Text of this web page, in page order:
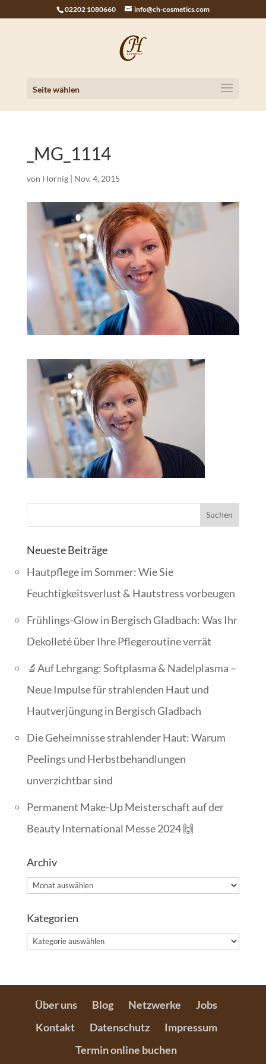
02202 1080660 info@ch-cosmetics.com
Seite wählen
_MG_1114
von Hornig| Nov. 4, 2015
Neueste Beiträge
Hautpflege im Sommer: Wie Sie
Feuchtigkeitsverlust & Hautstress vorbeugen
Frühlings-Glow in Bergisch Gladbach: Was Ihr
Dekolleté über Ihre Pflegeroutine verrät
🔬Auf Lehrgang: Softplasma & Nadelplasma –
Neue Impulse für strahlenden Haut und
Hautverjüngung in Bergisch Gladbach
Die Geheimnisse strahlender Haut: Warum
Peelings und Herbstbehandlungen
unverzichtbar sind
Permanent Make-Up Meisterschaft auf der
Beauty International Messe 2024 🙌
Archiv
Archiv
Kategorien
Kategorien
Über uns Blog Netzwerke
Jobs
Kontakt
Datenschutz
Impressum
Termin online buchen